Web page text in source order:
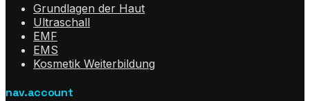
Grundlagen der Haut
Ultraschall
EMF
EMS
Kosmetik Weiterbildung
nav.account